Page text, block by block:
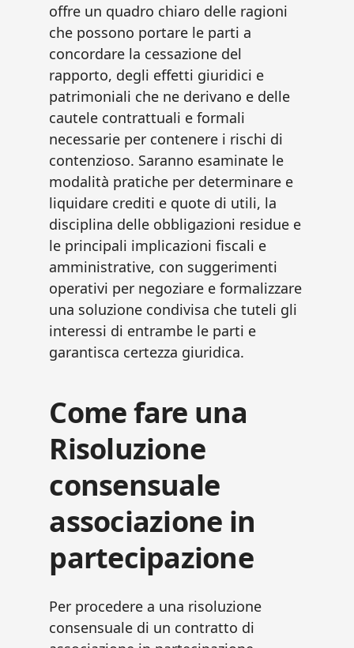
offre un quadro chiaro delle ragioni
che possono portare le parti a
concordare la cessazione del
rapporto, degli effetti giuridici e
patrimoniali che ne derivano e delle
cautele contrattuali e formali
necessarie per contenere i rischi di
contenzioso. Saranno esaminate le
modalità pratiche per determinare e
liquidare crediti e quote di utili, la
disciplina delle obbligazioni residue e
le principali implicazioni fiscali e
amministrative, con suggerimenti
operativi per negoziare e formalizzare
una soluzione condivisa che tuteli gli
interessi di entrambe le parti e
garantisca certezza giuridica.
Come fare una
Risoluzione
consensuale
associazione in
partecipazione​
Per procedere a una risoluzione
consensuale di un contratto di